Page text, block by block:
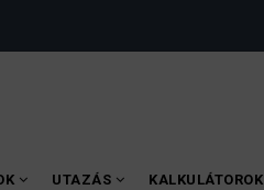
UTAZÁS KALKULÁTOROK